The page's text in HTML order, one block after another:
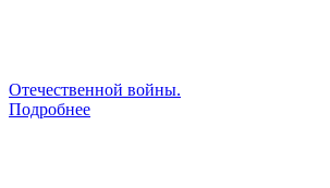
Отечественной войны.
Подробнее